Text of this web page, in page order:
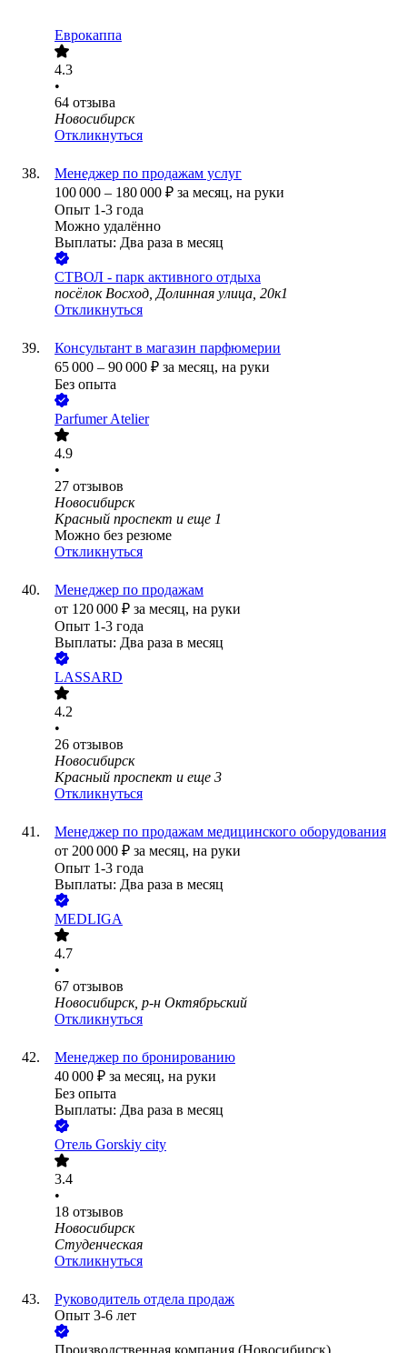
Еврокаппа
4.3
•
64 отзыва
Новосибирск
Откликнуться
Менеджер по продажам услуг
100 000 – 180 000 ₽ за месяц, на руки
Опыт 1-3 года
Можно удалённо
Выплаты: Два раза в месяц
СТВОЛ - парк активного отдыха
посёлок Восход, Долинная улица, 20к1
Откликнуться
Консультант в магазин парфюмерии
65 000 – 90 000 ₽ за месяц, на руки
Без опыта
Parfumer Atelier
4.9
•
27 отзывов
Новосибирск
Красный проспект и еще 1
Можно без резюме
Откликнуться
Менеджер по продажам
от 120 000 ₽ за месяц, на руки
Опыт 1-3 года
Выплаты: Два раза в месяц
LASSARD
4.2
•
26 отзывов
Новосибирск
Красный проспект и еще 3
Откликнуться
Менеджер по продажам медицинского оборудования
от 200 000 ₽ за месяц, на руки
Опыт 1-3 года
Выплаты: Два раза в месяц
MEDLIGA
4.7
•
67 отзывов
Новосибирск, р-н Октябрьский
Откликнуться
Менеджер по бронированию
40 000 ₽ за месяц, на руки
Без опыта
Выплаты: Два раза в месяц
Отель Gorskiy city
3.4
•
18 отзывов
Новосибирск
Студенческая
Откликнуться
Руководитель отдела продаж
Опыт 3-6 лет